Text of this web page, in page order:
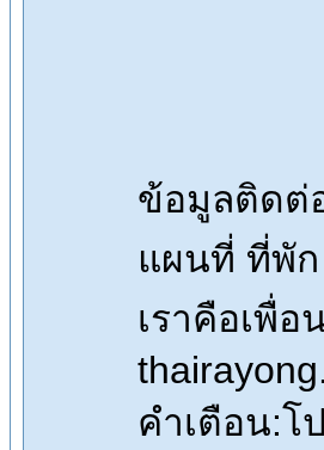
ข้อมูลติดต่
แผนที่ ที่พั
เราคือเพื่
คำเตือน:โ